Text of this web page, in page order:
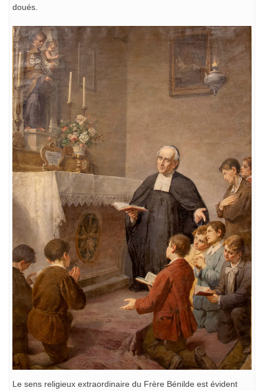
doués.
Le sens religieux extraordinaire du Frère Bénilde est évident